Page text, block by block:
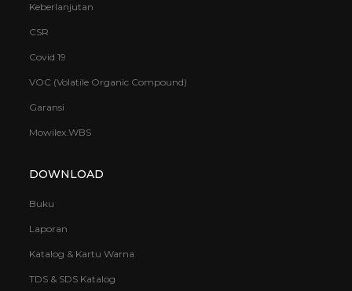
Keberlanjutan
CSR
Covid 19
VOC (Volatile Organic Compound)
Garansi
Mowilex.WBS
DOWNLOAD
Buku
Laporan
Katalog & Kartu Warna
TDS & SDS Katalog